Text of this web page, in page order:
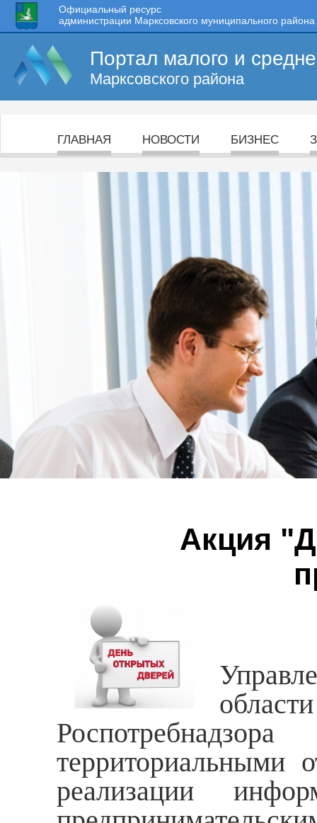
Официальный ресурс
администрации Марксовского муниципального района
Портал малого и
Марксовского района
ГЛАВНАЯ НОВОСТИ БИЗНЕС
Акция
территориальными
реализации